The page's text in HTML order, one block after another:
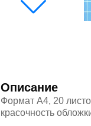
Описание
Формат А4, 20
красочность